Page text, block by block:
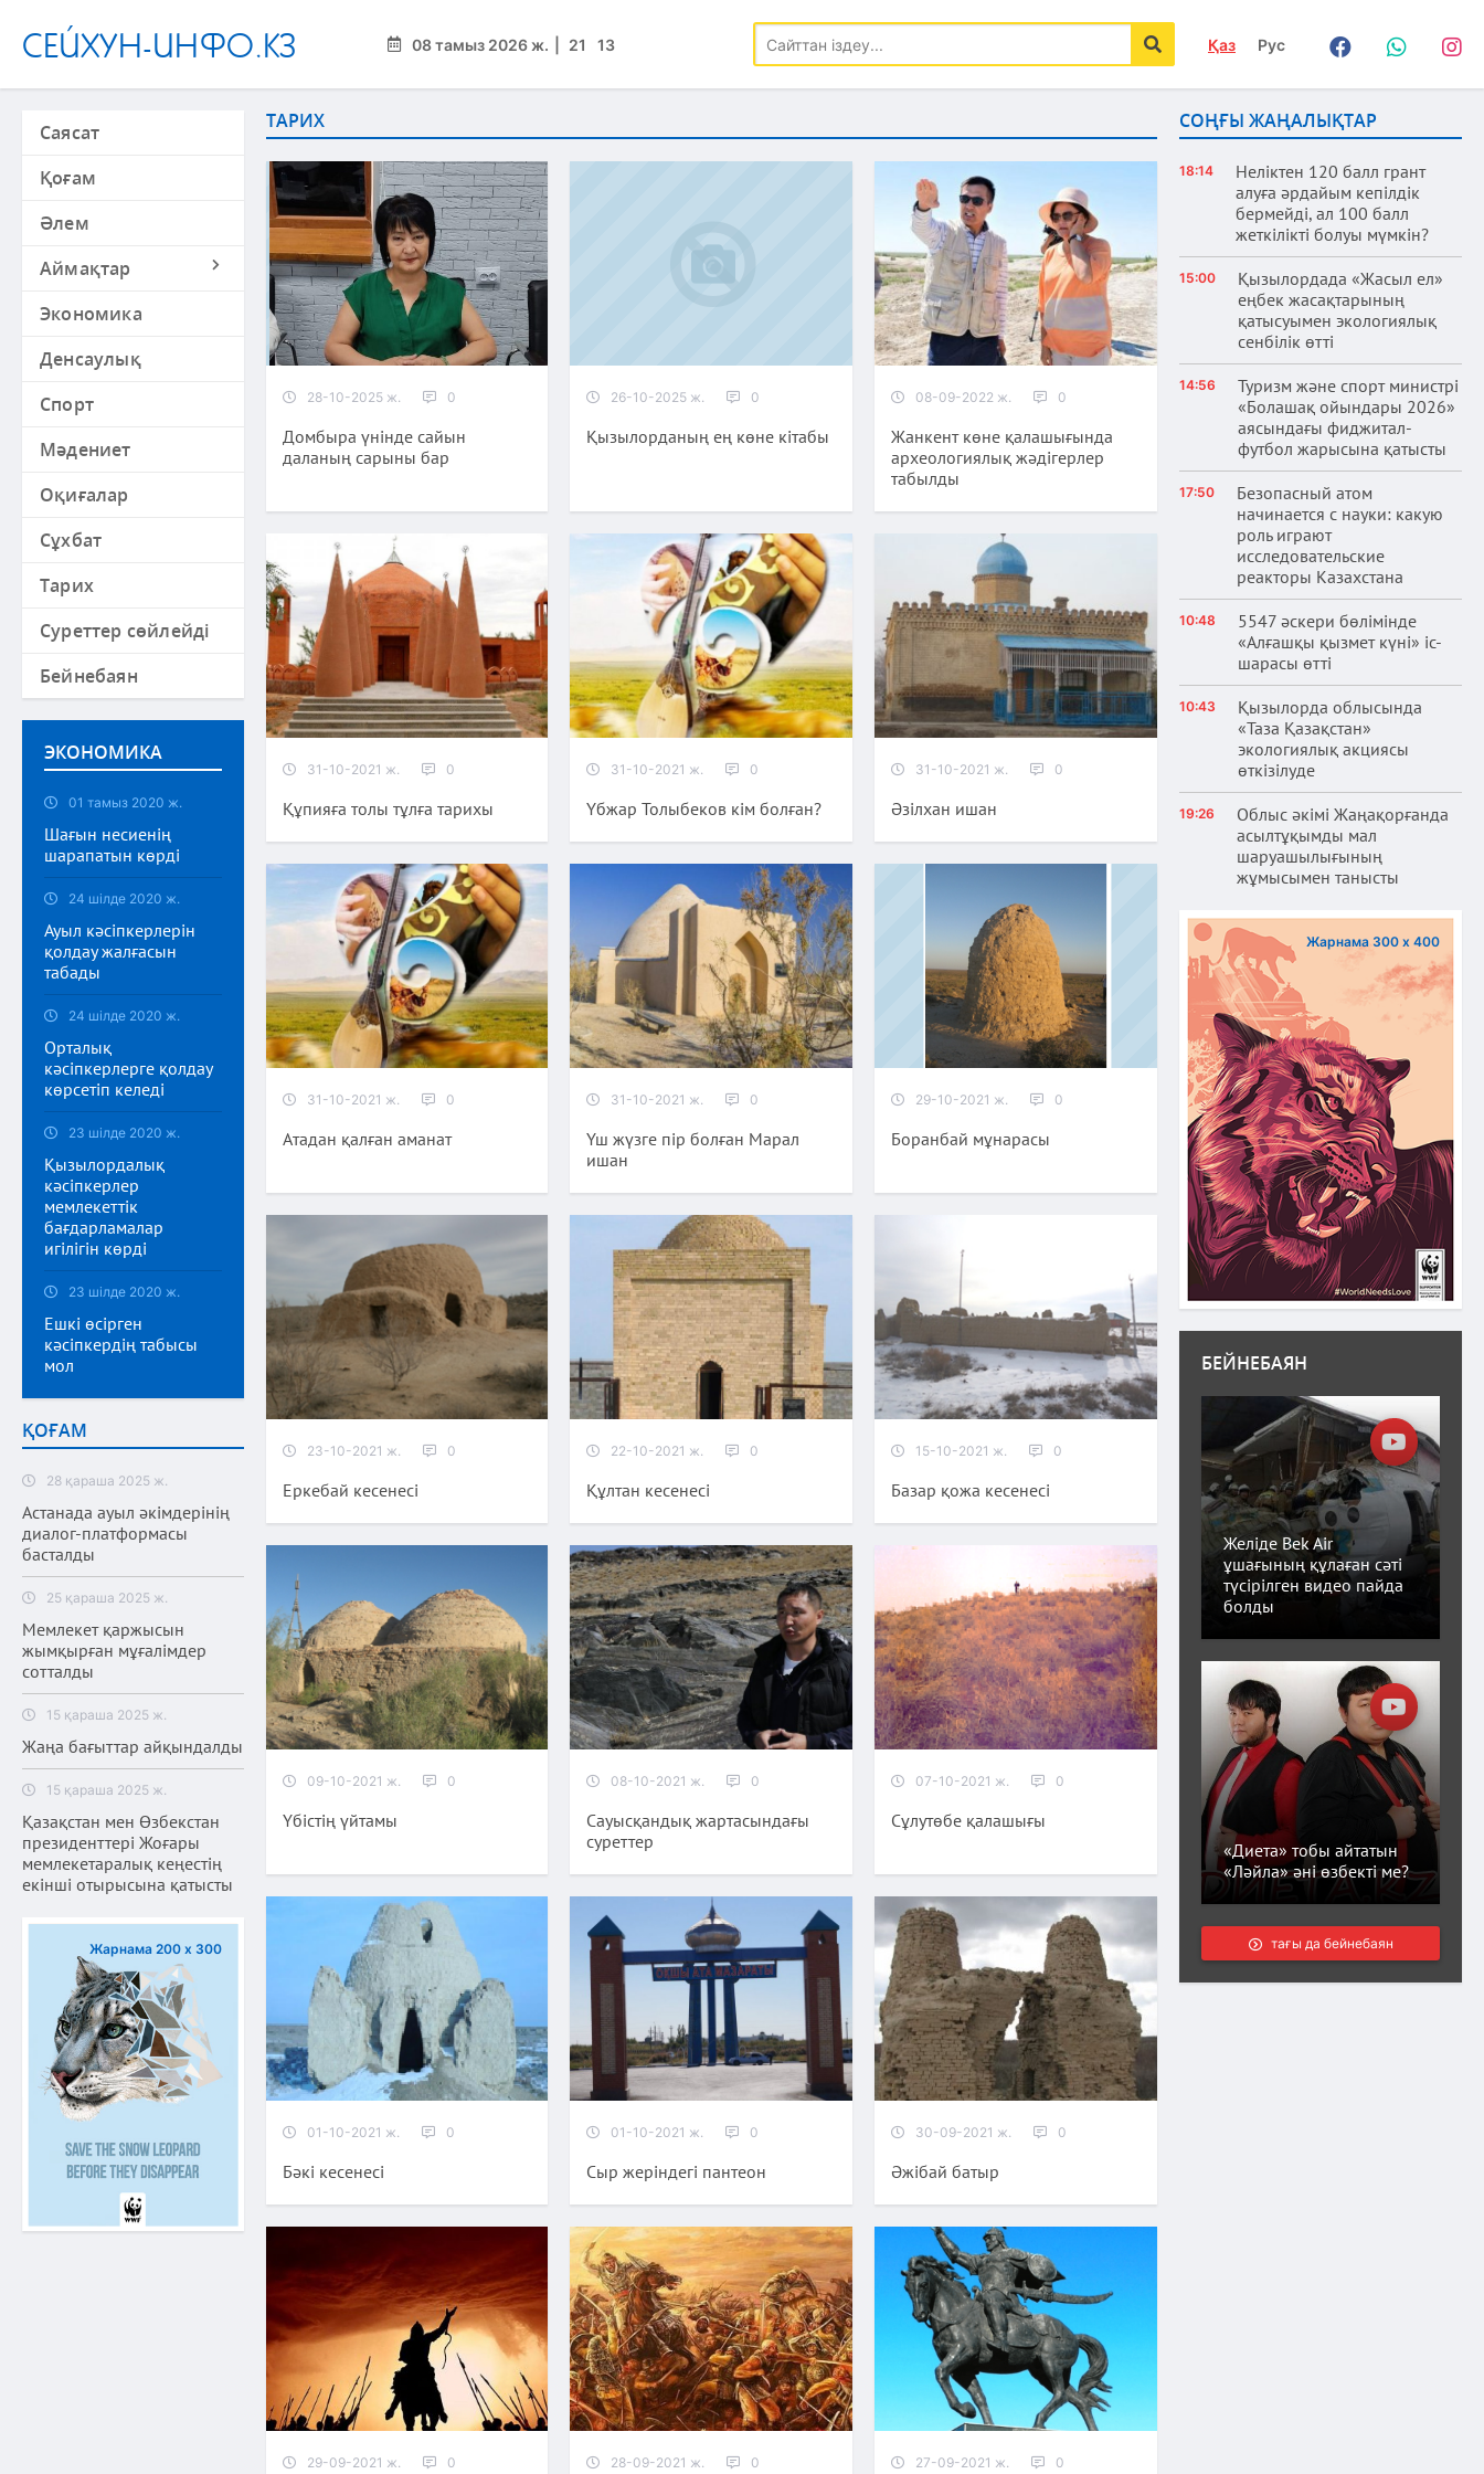
СЕЙХУН-ИНФО.КЗ 08 тамыз 2026 ж. 21 13
іздеу
Қаз
Рус
Саясат
Қоғам
Әлем
Аймақтар
Экономика
Денсаулық
Спорт
Мәдениет
Оқиғалар
Сұхбат
Тарих
Суреттер сөйлейді
Бейнебаян
ЭКОНОМИКА
01 тамыз 2020 ж.
Шағын несиенің
шарапатын көрді
24 шілде 2020 ж.
Ауыл кәсіпкерлерін
қолдау жалғасын
табады
24 шілде 2020 ж.
Орталық
кәсіпкерлерге қолдау
көрсетіп келеді
23 шілде 2020 ж.
Қызылордалық
кәсіпкерлер
мемлекеттік
бағдарламалар
игілігін көрді
23 шілде 2020 ж.
Ешкі өсірген
кәсіпкердің табысы
мол
ҚОҒАМ
28 қараша 2025 ж.
Астанада ауыл әкімдерінің
диалог-платформасы
басталды
25 қараша 2025 ж.
Мемлекет қаржысын
жымқырған мұғалімдер
сотталды
15 қараша 2025 ж.
Жаңа бағыттар айқындалды
15 қараша 2025 ж.
Қазақстан мен Өзбекстан
президенттері Жоғары
мемлекетаралық кеңестің
екінші отырысына қатысты
Жарнама 200 х 300
ТАРИХ
28-10-2025 ж. 0
Домбыра үнінде сайын
даланың сарыны бар
26-10-2025 ж. 0
Қызылорданың ең көне кітабы
08-09-2022 ж. 0
Жанкент көне қалашығында
археологиялық жәдігерлер
табылды
31-10-2021 ж. 0
Құпияға толы тұлға тарихы
31-10-2021 ж. 0
Үбжар Толыбеков кім болған?
31-10-2021 ж. 0
Әзілхан ишан
31-10-2021 ж. 0
Атадан қалған аманат
31-10-2021 ж. 0
Үш жүзге пір болған Марал
ишан
29-10-2021 ж. 0
Боранбай мұнарасы
23-10-2021 ж. 0
Еркебай кесенесі
22-10-2021 ж. 0
Құлтан кесенесі
15-10-2021 ж. 0
Базар қожа кесенесі
09-10-2021 ж. 0
Үбістің үйтамы
08-10-2021 ж. 0
Сауысқандық жартасындағы
суреттер
07-10-2021 ж. 0
Сұлутөбе қалашығы
01-10-2021 ж. 0
Бәкі кесенесі
01-10-2021 ж. 0
Сыр жеріндегі пантеон
30-09-2021 ж. 0
Әжібай батыр
29-09-2021 ж. 0 28-09-2021 ж. 0 27-09-2021 ж. 0
СОҢҒЫ ЖАҢАЛЫҚТАР
18:14
Неліктен 120 балл грант
алуға әрдайым кепілдік
бермейді, ал 100 балл
жеткілікті болуы мүмкін?
15:00
Қызылордада «Жасыл ел»
еңбек жасақтарының
қатысуымен экологиялық
сенбілік өтті
14:56
Туризм және спорт министрі
«Болашақ ойындары 2026»
аясындағы фиджитал-
футбол жарысына қатысты
17:50
Безопасный атом
начинается с науки: какую
роль играют
исследовательские
реакторы Казахстана
10:48
5547 әскери бөлімінде
«Алғашқы қызмет күні» іс-
шарасы өтті
10:43
Қызылорда облысында
«Таза Қазақстан»
экологиялық акциясы
өткізілуде
19:26
Облыс әкімі Жаңақорғанда
асылтұқымды мал
шаруашылығының
жұмысымен танысты
Жарнама 300 х 400
БЕЙНЕБАЯН
Желіде Bek Air
ұшағының құлаған сәті
түсірілген видео пайда
болды
«Диета» тобы айтатын
«Ләйла» әні өзбекті ме?
тағы да бейнебаян